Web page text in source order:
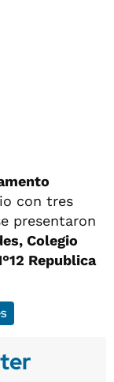
con tres
presentaron
Colegio
Republica